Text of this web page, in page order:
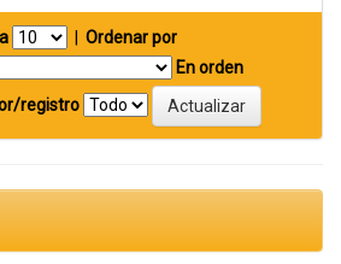
Ordenar por
En orden
registro